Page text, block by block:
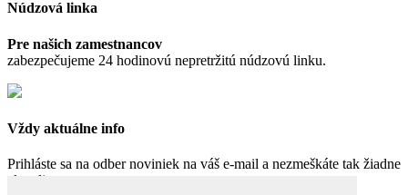
Núdzová linka
Pre našich zamestnancov
zabezpečujeme 24 hodinovú nepretržitú núdzovú linku.
Vždy aktuálne info
Prihláste sa na odber noviniek na váš e-mail a nezmeškáte tak žiadne
aktuality